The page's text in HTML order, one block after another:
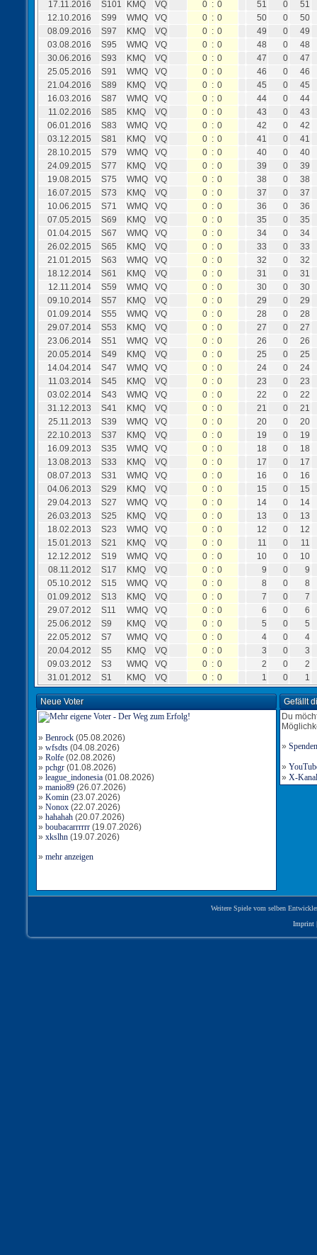
17.11.2016 S101 KMQ VQ 0 : 0 51 0
51
12.10.2016
S99 WMQ VQ 0 : 0 50 0
50
08.09.2016
S97 KMQ VQ 0 : 0 49 0
49
03.08.2016
S95 WMQ VQ 0 : 0 48 0
48
30.06.2016
S93 KMQ VQ 0 : 0 47 0
47
25.05.2016
S91 WMQ VQ 0 : 0 46 0
46
21.04.2016
S89 KMQ VQ 0 : 0 45 0
45
16.03.2016
S87 WMQ VQ 0 : 0 44 0
44
11.02.2016
S85 KMQ VQ 0 : 0 43 0
43
06.01.2016
S83 WMQ VQ 0 : 0 42 0
42
03.12.2015
S81 KMQ VQ 0 : 0 41 0
41
28.10.2015
S79 WMQ VQ 0 : 0 40 0
40
24.09.2015
S77 KMQ VQ 0 : 0 39 0
39
19.08.2015
S75 WMQ VQ 0 : 0 38 0
38
16.07.2015
S73 KMQ VQ 0 : 0 37 0
37
10.06.2015
S71 WMQ VQ 0 : 0 36 0
36
07.05.2015
S69 KMQ VQ 0 : 0 35 0
35
01.04.2015
S67 WMQ VQ 0 : 0 34 0
34
26.02.2015
S65 KMQ VQ 0 : 0 33 0
33
21.01.2015
S63 WMQ VQ 0 : 0 32 0
32
18.12.2014
S61 KMQ VQ 0 : 0 31 0
31
12.11.2014
S59 WMQ VQ 0 : 0 30 0
30
09.10.2014
S57 KMQ VQ 0 : 0 29 0
29
01.09.2014
S55 WMQ VQ 0 : 0 28 0
28
29.07.2014
S53 KMQ VQ 0 : 0 27 0
27
23.06.2014
S51 WMQ VQ 0 : 0 26 0
26
20.05.2014
S49 KMQ VQ 0 : 0 25 0
25
14.04.2014
S47 WMQ VQ 0 : 0 24 0
24
11.03.2014
S45 KMQ VQ 0 : 0 23 0
23
03.02.2014
S43 WMQ VQ 0 : 0 22 0
22
31.12.2013
S41 KMQ VQ 0 : 0 21 0
21
25.11.2013
S39 WMQ VQ 0 : 0 20 0
20
22.10.2013
S37 KMQ VQ 0 : 0 19 0
19
16.09.2013
S35 WMQ VQ 0 : 0 18 0
18
13.08.2013
S33 KMQ VQ 0 : 0 17 0
17
08.07.2013
S31 WMQ VQ 0 : 0 16 0
16
04.06.2013
S29 KMQ VQ 0 : 0 15 0
15
29.04.2013
S27 WMQ VQ 0 : 0 14 0
14
26.03.2013
S25 KMQ VQ 0 : 0 13 0
13
18.02.2013
S23 WMQ VQ 0 : 0 12 0
12
15.01.2013
S21 KMQ VQ 0 : 0 11 0
11
12.12.2012
S19 WMQ VQ 0 : 0 10 0
10
08.11.2012
S17 KMQ VQ 0 : 0 9 0
9
05.10.2012
S15 WMQ VQ 0 : 0 8 0
8
01.09.2012
S13 KMQ VQ 0 : 0 7 0
7
29.07.2012
S11 WMQ VQ 0 : 0 6 0
6
25.06.2012
S9 KMQ VQ 0 : 0 5 0
5
22.05.2012
S7 WMQ VQ 0 : 0 4 0
4
20.04.2012
S5 KMQ VQ 0 : 0 3 0
3
09.03.2012
S3 WMQ VQ 0 : 0 2 0
2
31.01.2012
S1 KMQ VQ 0 : 0 1 0 1
Neue Voter
» Benrock (05.08.2026)
» wfsdts (04.08.2026)
» Rolfe (02.08.2026)
» pchgr (01.08.2026)
» league_indonesia (01.08.2026)
» manio89 (26.07.2026)
» Komin (23.07.2026)
» Nonox (22.07.2026)
» hahahah (20.07.2026)
» boubacarrrrrr (19.07.2026)
» xkslhn (19.07.2026)
» mehr anzeigen
Gefällt
Du
» Spenden
»
» X-
Weitere Spiele vom selben
Imprint